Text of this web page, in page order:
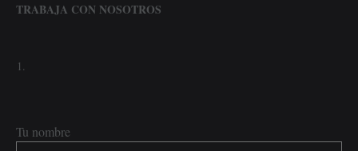
TRABAJA CON NOSOTROS
Tu nombre